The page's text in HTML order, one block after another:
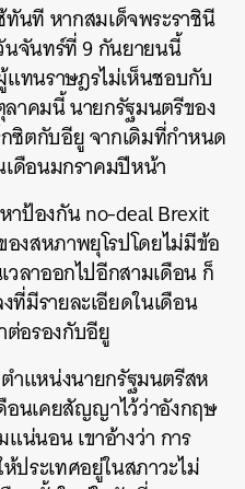
นที หากสมเด็จพระราชินี
นจันทร์ที่ 9 กันยายนนี้
ทนราษฎรไม่เห็นชอบกับ
าคมนี้ นายกรัฐมนตรีของ
ซิตกับอียู จากเดิมที่กำหนด
ดือนมกราคมปีหน้า
าป้องกัน no-deal Brexit
งสหภาพยุโรปโดยไม่มีข้อ
วลาออกไปอีกสามเดือน ก็
ที่มีรายละเอียดในเดือน
ต่อรองกับอียู
ำแหน่งนายกรัฐมนตรีสห
อนเคยสัญญาไว้ว่าอังกฤษ
น่นอน เขาอ้างว่า การ
ประเทศอยู่ในสภาวะไม่